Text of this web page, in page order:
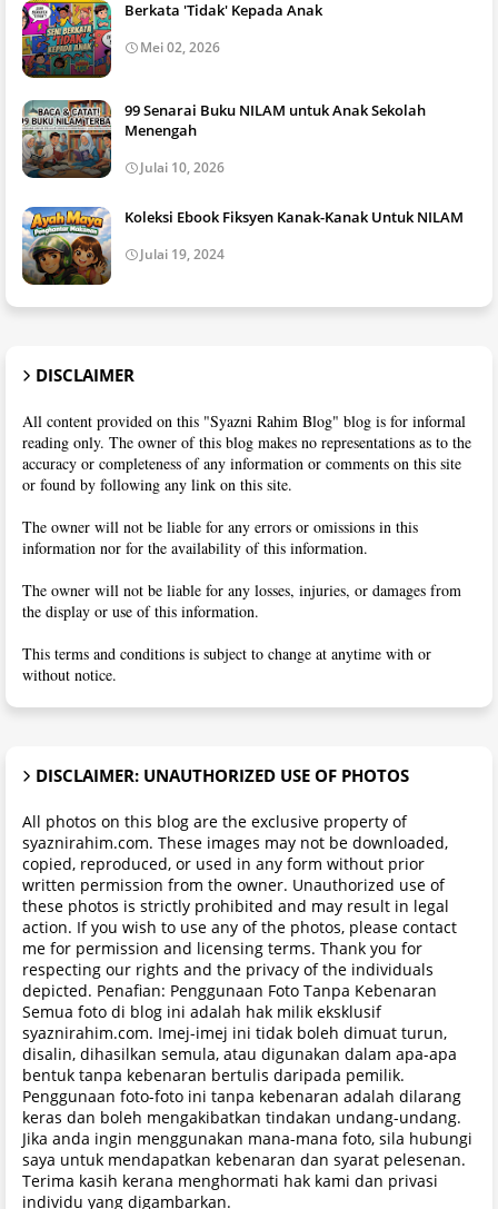
Berkata 'Tidak' Kepada Anak
Mei 02, 2026
99 Senarai Buku NILAM untuk Anak Sekolah
Menengah
Julai 10, 2026
Koleksi Ebook Fiksyen Kanak-Kanak Untuk NILAM
Julai 19, 2024
DISCLAIMER
All content provided on this "Syazni Rahim Blog" blog is for informal
reading only. The owner of this blog makes no representations as to the
accuracy or completeness of any information or comments on this site
or found by following any link on this site.
The owner will not be liable for any errors or omissions in this
information nor for the availability of this information.
The owner will not be liable for any losses, injuries, or damages from
the display or use of this information.
This terms and conditions is subject to change at anytime with or
without notice.
DISCLAIMER: UNAUTHORIZED USE OF PHOTOS
All photos on this blog are the exclusive property of
syaznirahim.com. These images may not be downloaded,
copied, reproduced, or used in any form without prior
written permission from the owner. Unauthorized use of
these photos is strictly prohibited and may result in legal
action. If you wish to use any of the photos, please contact
me for permission and licensing terms. Thank you for
respecting our rights and the privacy of the individuals
depicted. Penafian: Penggunaan Foto Tanpa Kebenaran
Semua foto di blog ini adalah hak milik eksklusif
syaznirahim.com. Imej-imej ini tidak boleh dimuat turun,
disalin, dihasilkan semula, atau digunakan dalam apa-apa
bentuk tanpa kebenaran bertulis daripada pemilik.
Penggunaan foto-foto ini tanpa kebenaran adalah dilarang
keras dan boleh mengakibatkan tindakan undang-undang.
Jika anda ingin menggunakan mana-mana foto, sila hubungi
saya untuk mendapatkan kebenaran dan syarat pelesenan.
Terima kasih kerana menghormati hak kami dan privasi
individu yang digambarkan.